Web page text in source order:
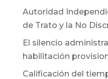
Autoridad
de Trato y la No
El silencio
habilitación
Calificación del